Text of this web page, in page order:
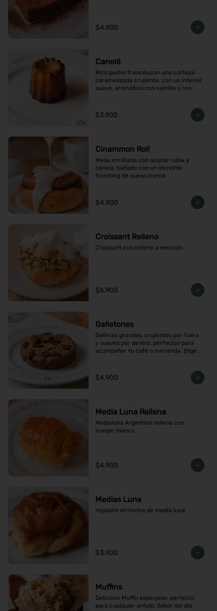
$4.900
Canelé
Rico pastel francés,con una corteza
caramelizada crujiente, con un interior
suave, aromático con vainilla y ron.
$3.900
Cinammon Roll
Masa enrollada con azucar rubia y
canela, bañado con un increíble
frossting de queso crema
$4.900
Croissant Relleno
Croissant con relleno a elección
$6.900
Galletones
Galletas grandes, crujientes por fuera
y suaves por dentro, perfectas para
acompañar tu café o merienda, Elige
$4.900
Media Luna Rellena
Medialuna Argentina rellena con
manjar blanco
$4.900
Medias Luna
Hojaldre en forma de media luna
$3.900
Muffins
Delicioso Muffin esponjoso, perfecto
para cualquier antojo. Sabor del día